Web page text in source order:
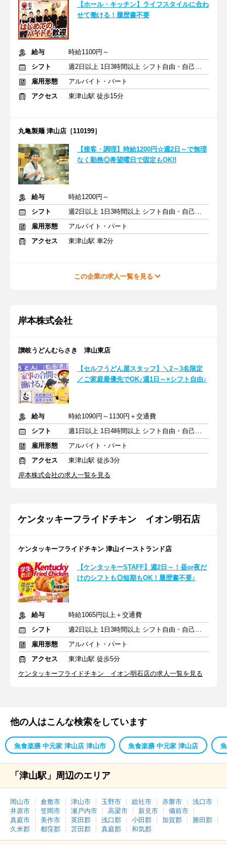
【ホール・キッチン】ライフスタイルに合わ
せて働ける！履歴書不要
給与
時給1100円～
シフト
週2日以上 1日3時間以上 シフト自由・自己申告
雇用形態
アルバイト・パート
アクセス
東津山駅 徒歩15分
丸亀製麺 津山店［110199］
【接客・調理】時給1200円☆週2日～で無理
なく勤務◎希望曜日で固定もOK!!
給与
時給1200円～
シフト
週2日以上 1日3時間以上 シフト自由・自己申告
雇用形態
アルバイト・パート
アクセス
東津山駅 車2分
この企業の求人一覧を見る
岸本株式会社
讃岐うどんむらさき 津山東店
【セルフうどん屋スタッフ】＼2～3名限定
／ご家庭最優先でOK♪週1日～×シフト自由♪
給与
時給1090円～1130円＋交通費
シフト
週1日以上 1日4時間以上 シフト自由・自己申告
雇用形態
アルバイト・パート
アクセス
東津山駅 徒歩3分
岸本株式会社の求人一覧を見る
ケンタッキーフライドチキン イオン明石店
ケンタッキーフライドチキン 津山イーストランド店
【ケンタッキーSTAFF】週2日～！昼or夜だ
けのシフトも◎短期もOK！履歴書不要♪
給与
時給1065円以上＋交通費
シフト
週2日以上 1日3時間以上 シフト自由・自己申告
雇用形態
アルバイト・パート
アクセス
東津山駅 徒歩5分
ケンタッキーフライドチキン イオン明石店の求人一覧を見る
他の人はこんな検索をしています
魚食楽膳 中元家 津山店 津山市 魚食楽膳 中元家 津山店
「津山駅」周辺のエリア
岡山市 倉敷市 津山市 玉野市 総社市 赤磐市
浅口市
井原市
笠岡市 瀬戸内市 高梁市 新見市
備前市
真庭市
美作市 英田郡 浅口郡 小田郡 加賀郡
勝田郡
久米郡
都窪郡 苫田郡 真庭郡 和気郡